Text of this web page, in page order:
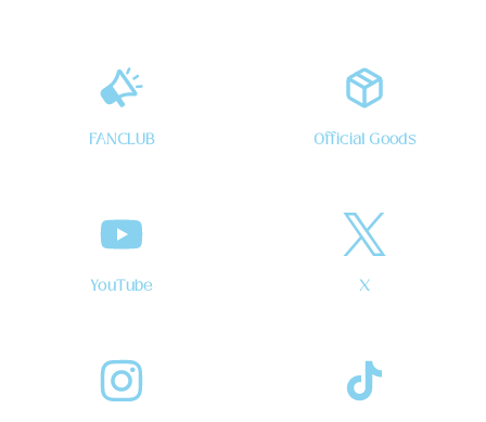
FANCLUB Official Goods
YouTube X